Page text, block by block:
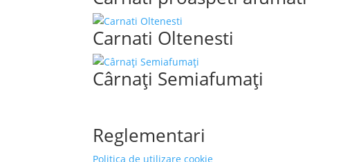
Carnati Oltenesti
Cârnaţi Semiafumaţi
Reglementari
Politica de utilizare cookie